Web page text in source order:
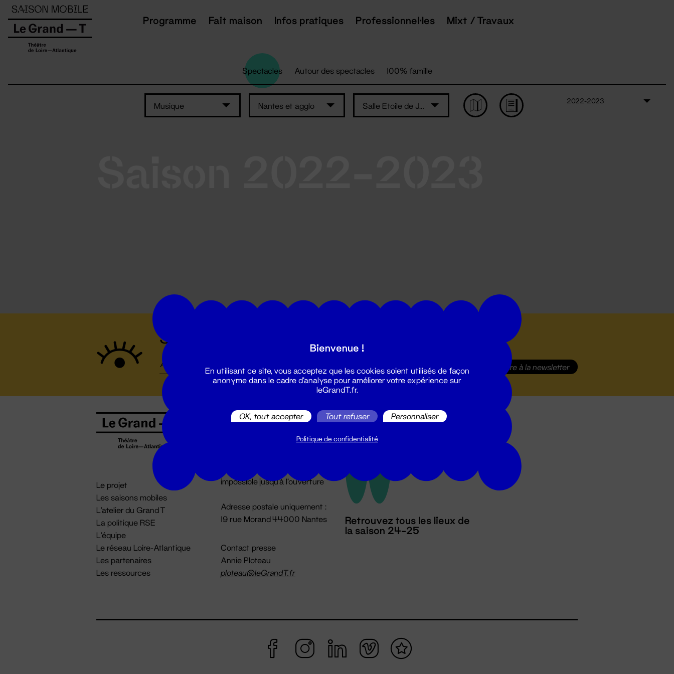
Programme Fait maison Infos pratiques Professionnel·les Mixt / Travaux
Spectacles Autour des spectacles 100% famille
Musique Nantes et agglo Salle Etoile de Jade -St-Brévin-les-Pins
2022-2023
Suivez toutes les actualités du Grand T :
S'inscrire à la newsletter
Le projet
Les saisons mobiles
L'atelier du Grand T
La politique RSE
L'équipe
Le réseau Loire-Atlantique
Les partenaires
Les ressources
Billetterie
billetterie@leGrandT.fr
impossible jusqu'à l'ouverture
Adresse postale uniquement :
19 rue Morand 44000 Nantes
Contact presse
Annie Ploteau
ploteau@leGrandT.fr
Retrouvez tous les lieux de
la saison 24-25
Panneau de gestion des cookies
Bienvenue !
En utilisant ce site, vous acceptez que les cookies soient utilisés de façon
anonyme dans le cadre d'analyse pour améliorer votre expérience sur
leGrandT.fr.
OK, tout accepter Tout refuser Personnaliser
Politique de confidentialité